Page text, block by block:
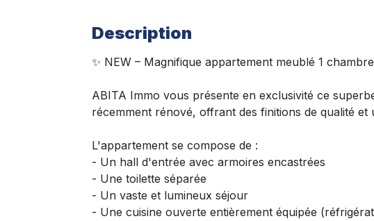
Description
✨ NEW – Magnifique appartement meublé 1
ABITA Immo vous présente en exclusivité ce
récemment rénové, offrant des finitions de qualité
L'appartement se compose de :
- Un hall d'entrée avec armoires encastrées
- Une toilette séparée
- Un vaste et lumineux séjour
- Une cuisine ouverte entièrement équipée